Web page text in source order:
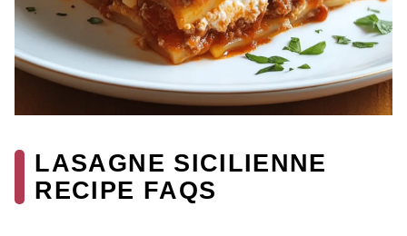
LASAGNE SICILIENNE
RECIPE FAQS